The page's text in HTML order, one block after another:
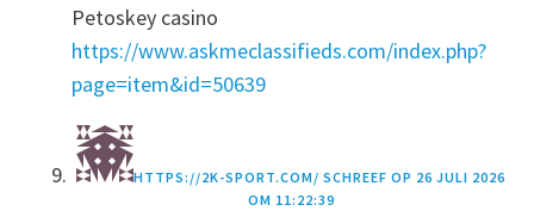
Petoskey casino
https://www.askmeclassifieds.com/index.php?
page=item&id=50639
HTTPS://2K-SPORT.COM/ SCHREEF OP 26 JULI 2026
OM 11:22:39